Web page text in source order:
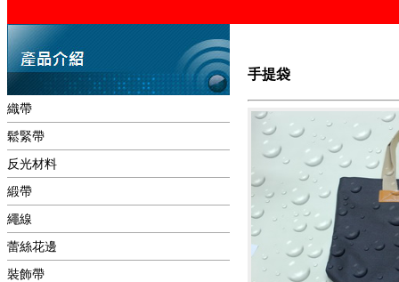
織帶
鬆緊帶
反光材料
緞帶
繩線
蕾絲花邊
裝飾帶
手提袋